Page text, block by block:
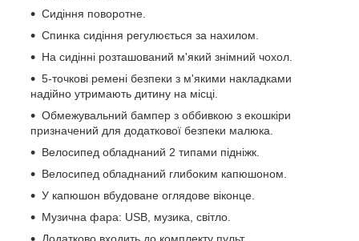
Сидіння поворотне.
Спинка сидіння регулюється за нахилом.
На сидінні розташований м'який знімний чохол.
5-точкові ремені безпеки з м'якими накладками
надійно утримають дитину на місці.
Обмежувальний бампер з оббивкою з екошкіри
призначений для додаткової безпеки малюка.
Велосипед обладнаний 2 типами підніжк.
Велосипед обладнаний глибоким капюшоном.
У капюшон вбудоване оглядове віконце.
Музична фара: USB, музика, світло.